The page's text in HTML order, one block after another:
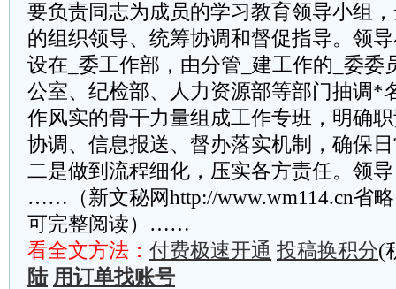
要负责同志为成员的学习教育领导小组
的组织领导、统筹协调和督促指导。领
设在_委工作部，由分管_建工作的_委委
公室、纪检部、人力资源部等部门抽调*
作风实的骨干力量组成工作专班，明确
协调、信息报送、督办落实机制，确保
二是做到流程细化，压实各方责任。领导
……（新文秘网http://www.wm114.cn省
可完整阅读）……
看全文方法： 付费极速开通 投稿换积分(
陆 用订单找账号